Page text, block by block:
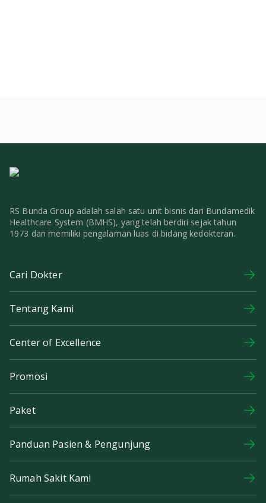
RS Bunda Group adalah salah satu unit bisnis dari Bundamedik
Healthcare System (BMHS), yang telah berdiri sejak tahun
1973 dan memiliki pengalaman luas di bidang kedokteran.
Cari Dokter
Tentang Kami
Center of Excellence
Promosi
Paket
Panduan Pasien & Pengunjung
Rumah Sakit Kami